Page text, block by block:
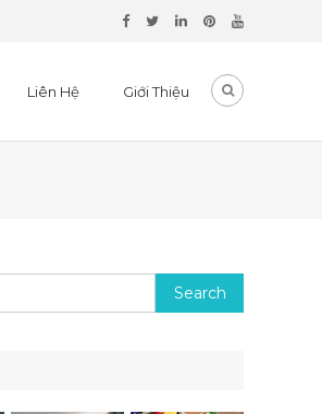
Liên Hệ Giới Thiệu
Search for: